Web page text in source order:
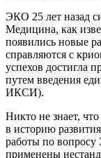
ЭКО 25 лет назад
Медицина, как
появились новые
справляются с
успехов достигла
путем введения
ИКСИ).
Никто не знает,
в историю
работы по вопросу
применены